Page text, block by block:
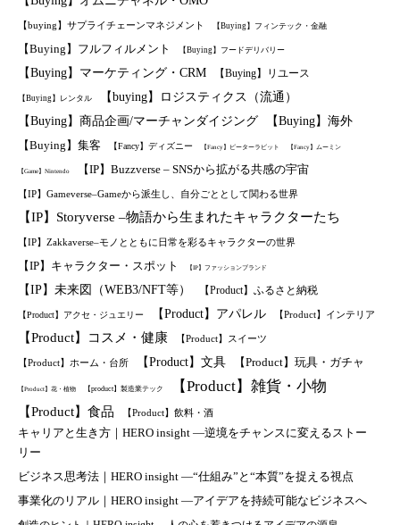
【buying】サプライチェーンマネジメント 【Buying】フィンテック・金融
【Buying】フルフィルメント 【Buying】フードデリバリー
【Buying】マーケティング・CRM 【Buying】リユース
【Buying】レンタル
【buying】ロジスティクス（流通）
【Buying】商品企画/マーチャンダイジング
【Buying】海外
【Buying】集客
【Fancy】ディズニー 【Fancy】ピーターラビット 【Fancy】ムーミン
【Game】Nintendo 【IP】Buzzverse – SNSから拡がる共感の宇宙
【IP】Gameverse–Gameから派生し、自分ごととして関わる世界
【IP】Storyverse –物語から生まれたキャラクターたち
【IP】Zakkaverse–モノとともに日常を彩るキャラクターの世界
【IP】キャラクター・スポット 【IP】ファッションブランド
【IP】未来図（WEB3/NFT等） 【Product】ふるさと納税
【Product】アクセ・ジュエリー 【Product】アパレル 【Product】インテリア
【Product】コスメ・健康 【Product】スイーツ
【Product】ホーム・台所 【Product】文具 【Product】玩具・ガチャ
【Product】花・植物 【product】製造業テック 【Product】雑貨・小物
【Product】食品 【Product】飲料・酒
キャリアと生き方｜HERO insight —逆境をチャンスに変えるストー
リー
ビジネス思考法｜HERO insight —“仕組み”と“本質”を捉える視点
事業化のリアル｜HERO insight —アイデアを持続可能なビジネスへ